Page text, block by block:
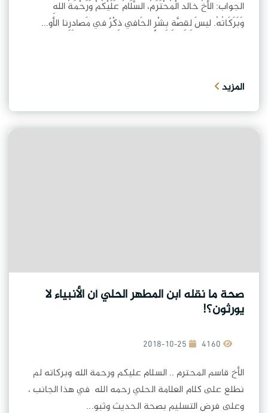
الجواب: الأخُ خالد الْمُحْتَرَمُ، السَّلَامُ عَلَيْكُمْ وَرَحْمَةُ اللهِ
وَبَرَكَاتُهُ. ليسَ لِقِصَّةِ بِشْرٍ الحَافي ذِكْرٌ في مَصادِرِنا الأو...
المزيد
صحة ما نقله ابن المطهر الحلي أن الأنبياء لا
يورثون؟!
2018-10-25
الأخ قاسم المحترم .. السلام عليكم ورحمة الله وبركاته لم
نطلع على كلام العلامة الحلي رحمه الله في هذا الجانب ،
وعلى فرض التسليم بصحة الحديث وثبو...